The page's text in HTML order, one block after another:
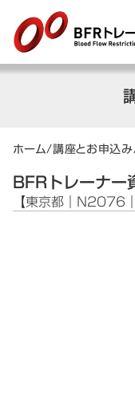
ホーム/講座とお申込み
BFRトレーナ
【東京都｜